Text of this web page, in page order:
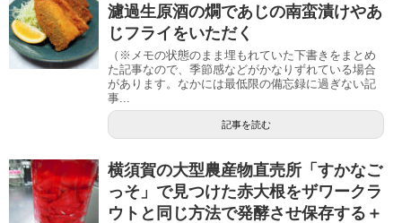
濾過生原酒の燗であじの南蛮漬けやあ
じフライをいただく
（※メモの状態のまま埋もれていた下書きをまとめ
た記事なので、季節感などがかなりずれている場合
があります。なかには最低限の備忘録に過ぎない記
事...
記事を読む
横須賀の大型農産物直売所「すかなご
っそ」で見つけた赤大根をザワークラ
ウトと同じ方法で発酵させ保存する＋